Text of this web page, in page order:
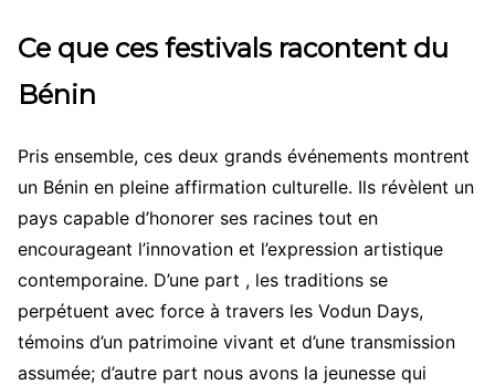
Ce que ces festivals racontent du
Bénin
Pris ensemble, ces deux grands événements montrent
un Bénin en pleine affirmation culturelle. Ils révèlent un
pays capable d’honorer ses racines tout en
encourageant l’innovation et l’expression artistique
contemporaine. D’une part , les traditions se
perpétuent avec force à travers les Vodun Days,
témoins d’un patrimoine vivant et d’une transmission
assumée; d’autre part nous avons la jeunesse qui